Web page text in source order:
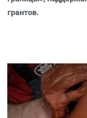
грантов.